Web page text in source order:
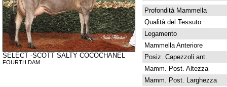
SELECT -SCOTT SALTY COCOCHANEL
FOURTH DAM
Profondità Mammella
Qualità del Tessuto
Legamento
Mammella Anteriore
Posiz. Capezzoli ant.
Mamm. Post. Altezza
Mamm. Post. Larghezza